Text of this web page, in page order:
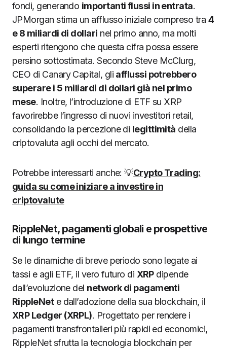
fondi, generando importanti flussi in entrata.
JPMorgan stima un afflusso iniziale compreso tra 4
e 8 miliardi di dollari nel primo anno, ma molti
esperti ritengono che questa cifra possa essere
persino sottostimata. Secondo Steve McClurg,
CEO di Canary Capital, gli afflussi potrebbero
superare i 5 miliardi di dollari già nel primo
mese. Inoltre, l’introduzione di ETF su XRP
favorirebbe l’ingresso di nuovi investitori retail,
consolidando la percezione di legittimità della
criptovaluta agli occhi del mercato.
Potrebbe interessarti anche: 💡Crypto Trading:
guida su come iniziare a investire in
criptovalute
RippleNet, pagamenti globali e prospettive
di lungo termine
Se le dinamiche di breve periodo sono legate ai
tassi e agli ETF, il vero futuro di XRPdipende
dall’evoluzione del network di pagamenti
RippleNete dall’adozione della sua blockchain, il
XRP Ledger (XRPL). Progettato per rendere i
pagamenti transfrontalieri più rapidi ed economici,
RippleNet sfrutta la tecnologia blockchain per